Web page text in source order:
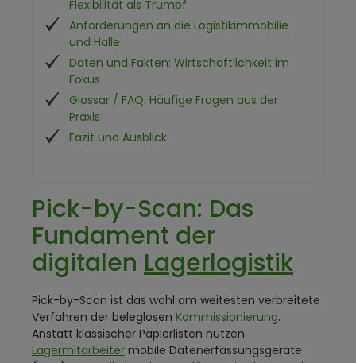
Flexibilität als Trumpf
Anforderungen an die Logistikimmobilie
und Halle
Daten und Fakten: Wirtschaftlichkeit im
Fokus
Glossar / FAQ: Häufige Fragen aus der
Praxis
Fazit und Ausblick
Pick-by-Scan: Das
Fundament der
digitalen Lagerlogistik
Pick-by-Scan ist das wohl am weitesten verbreitete
Verfahren der beleglosen Kommissionierung.
Anstatt klassischer Papierlisten nutzen
Lagermitarbeiter mobile Datenerfassungsgeräte